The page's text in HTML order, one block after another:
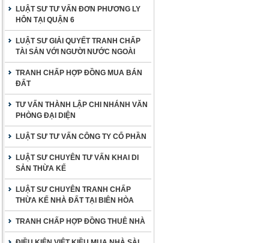
LUẬT SƯ TƯ VẤN ĐƠN PHƯƠNG LY
HÔN TẠI QUẬN 6
LUẬT SƯ GIẢI QUYẾT TRANH CHẤP
TÀI SẢN VỚI NGƯỜI NƯỚC NGOÀI
TRANH CHẤP HỢP ĐỒNG MUA BÁN
ĐẤT
TƯ VẤN THÀNH LẬP CHI NHÁNH VĂN
PHÒNG ĐẠI DIỆN
LUẬT SƯ TƯ VẤN CÔNG TY CỔ PHẦN
LUẬT SƯ CHUYÊN TƯ VẤN KHAI DI
SẢN THỪA KẾ
LUẬT SƯ CHUYÊN TRANH CHẤP
THỪA KẾ NHÀ ĐẤT TẠI BIÊN HÒA
TRANH CHẤP HỢP ĐỒNG THUÊ NHÀ